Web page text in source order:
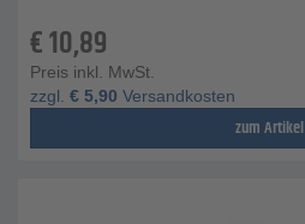
€10,89
Preis inkl. MwSt.
zzgl. € 5,90 Versandkosten
zum Artikel